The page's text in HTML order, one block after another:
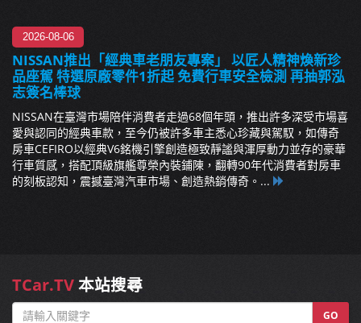
2026-08-06
NISSAN推出「經典車老朋友專案」 以匠人精神煥新珍
品座駕 特選原廠零件1折起 免費行車安全檢測 再抽郭泓
志簽名棒球
NISSAN在臺灣市場陪伴消費者走過68個年頭，推出許多深受市場喜
愛與認同的經典車款，至今仍被許多車主悉心珍藏與駕馭，如傳奇
房車CEFIRO以經典V6銘機引擎創造極致靜謐與渾厚動力並存的豪華
行車質感，搭配頂級旗艦尊榮內裝鋪陳，翻轉90年代消費者對房車
的刻板認知，震撼臺灣汽車市場、創造熱銷傳奇。...
TCar.TV本站搜尋
GO